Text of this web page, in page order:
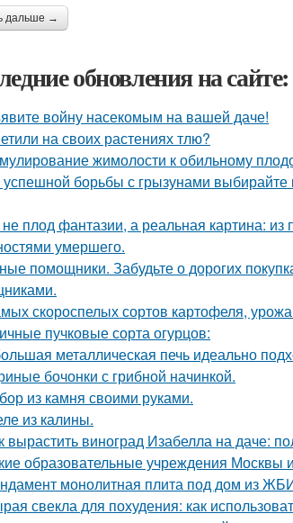
дальше →
обновления на сайте:
войну насекомым на вашей даче!
на своих растениях тлю?
жимолости к обильному
борьбы с грызунами
плод фантазии, а реальная картина:
умершего.
помощники. Забудьте о дорогих
скороспелых сортов картофеля,
пучковые сорта огурцов:
металлическая печь идеально
бочонки с грибной начинкой.
из камня своими руками.
из калины.
вырастить виноград Изабелла на даче:
образовательные учреждения Москвы
монолитная плита под дом из
свекла для похудения: как